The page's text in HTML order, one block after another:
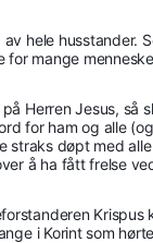
hele husstander.
for mange
Herren Jesus, så
for ham og alle
straks døpt med
å ha fått frelse
Krispus
i Korint som